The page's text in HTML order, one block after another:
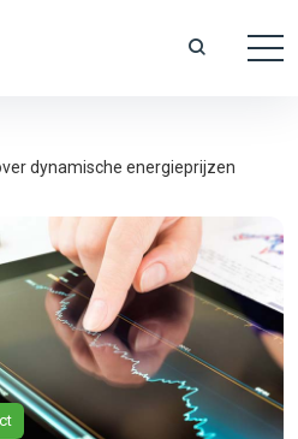
dynamische energieprijzen